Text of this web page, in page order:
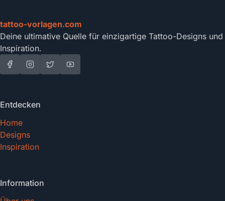
tattoo-vorlagen.com
Deine ultimative Quelle für einzigartige Tattoo-Designs und
Inspiration.
Entdecken
Home
Designs
Inspiration
Information